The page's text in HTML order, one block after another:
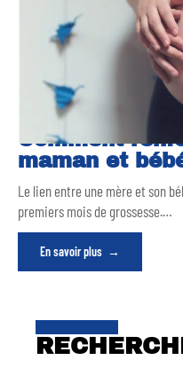
Comment
maman et
Le lien entre une mère et son
premiers mois de grossesse.…
En savoir plus